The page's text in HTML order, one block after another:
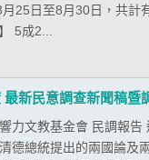
25日至8月30日，共計
5成2...
最新民意調查新聞稿暨
力文教基金會 民調報
德總統提出的兩國論及